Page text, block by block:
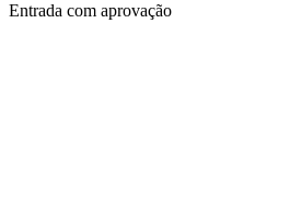
Entrada com aprovação